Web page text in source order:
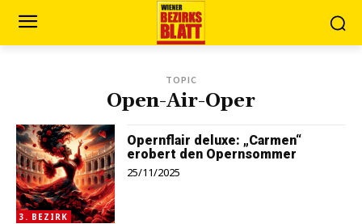
TOPIC
Open-Air-Oper
3. BEZIRK
Opernflair deluxe: „Carmen“
erobert den Opernsommer
25/11/2025